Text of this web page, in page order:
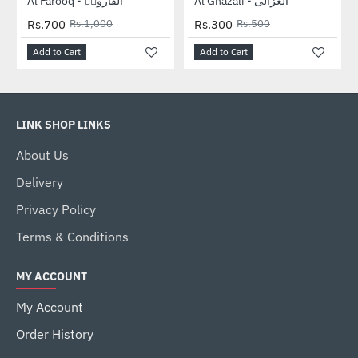
Rs.700 Rs.1,000
Add to Cart
Rs.300 Rs.500
Add to Cart
LINK SHOP LINKS
About Us
Delivery
Privacy Policy
Terms & Conditions
MY ACCOUNT
My Account
Order History